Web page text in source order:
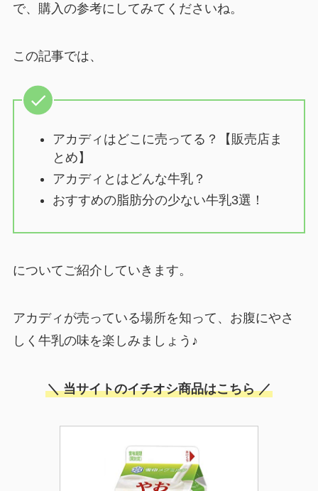
で、購入の参考にしてみてくださいね。
この記事では、
アカディはどこに売ってる？【販売店ま
とめ】
アカディとはどんな牛乳？
おすすめの脂肪分の少ない牛乳3選！
についてご紹介していきます。
アカディが売っている場所を知って、お腹にやさ
しく牛乳の味を楽しみましょう♪
＼ 当サイトのイチオシ商品はこちら ／